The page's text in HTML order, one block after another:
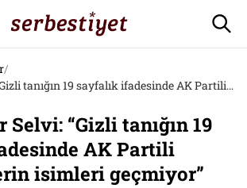
/
Abdülkadir Selvi: “Gizli tanığın 19 sayfalık ifadesinde AK Partili siyasetçilerin isimleri geçmiyor”
“Gizli tanığın 19
AK Partili
isimleri geçmiyor”